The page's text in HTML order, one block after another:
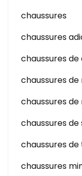
chaussures
chaussures
chaussures de
chaussures
chaussures de
chaussures
chaussures
chaussures